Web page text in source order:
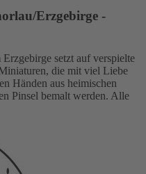
Erzgebirge -
setzt auf verspielte
die mit viel Liebe
Händen aus heimischen
Pinsel bemalt werden. Alle